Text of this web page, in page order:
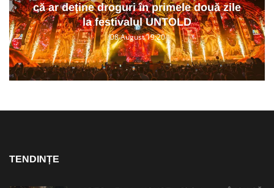
că ar deține droguri în primele două zile
la festivalul UNTOLD
08 August 19:20
TENDINȚE